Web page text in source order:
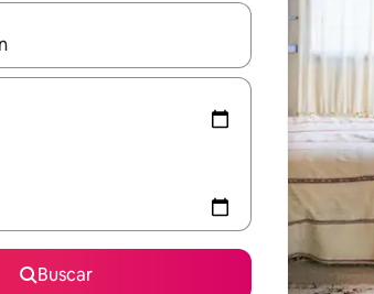
estén disponibles, navega con las teclas de
Buscar